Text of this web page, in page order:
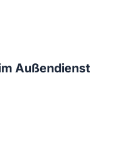
Außendienst